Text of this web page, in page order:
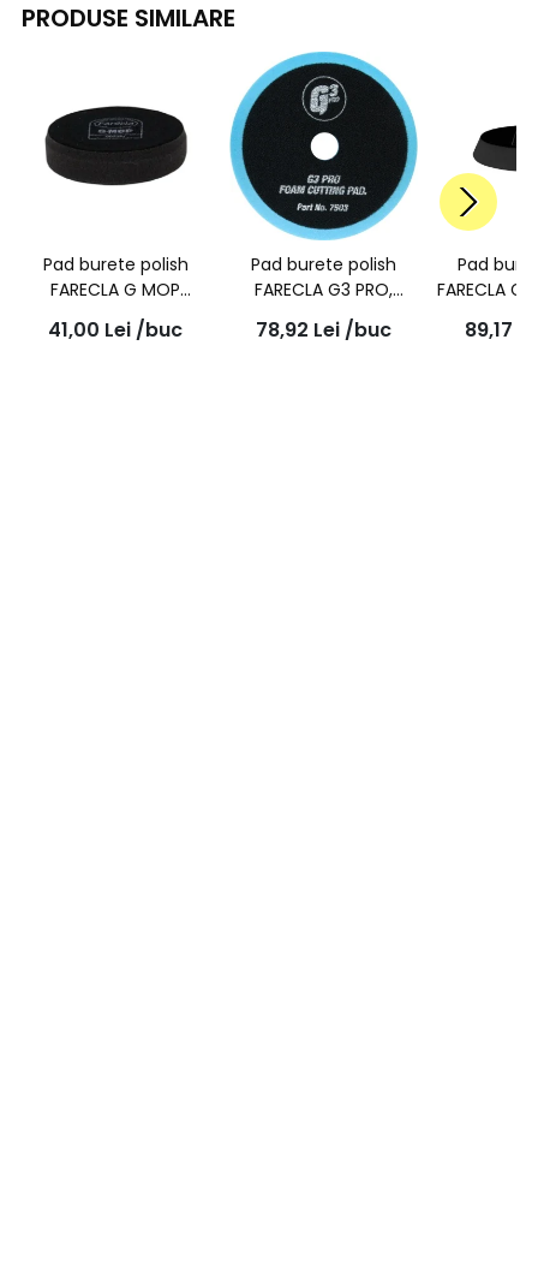
PRODUSE SIMILARE
Pad burete polish
FARECLA G MOP
pentru finish, culoare
neagra, 75mm,
41,00 Lei /buc
Pad burete polish
FARECLA G3 PRO,
taiere pasul doi,
150mm, 7503
78,92 Lei /buc
Pad
FARECLA G
89,17